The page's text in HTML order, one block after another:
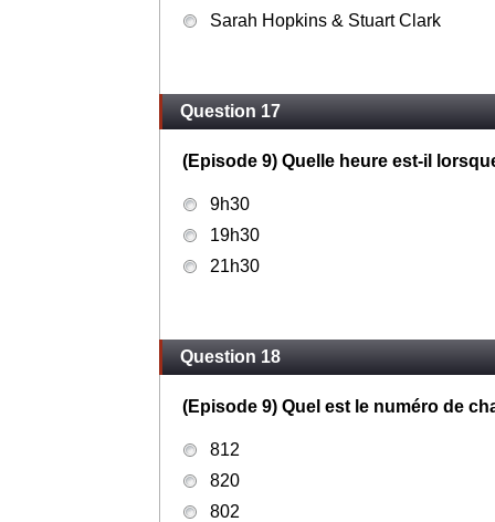
Sarah Hopkins & Stuart Clark
Question 17
(Episode 9) Quelle heure est-il
9h30
19h30
21h30
Question 18
(Episode 9) Quel est le numéro de
812
820
802